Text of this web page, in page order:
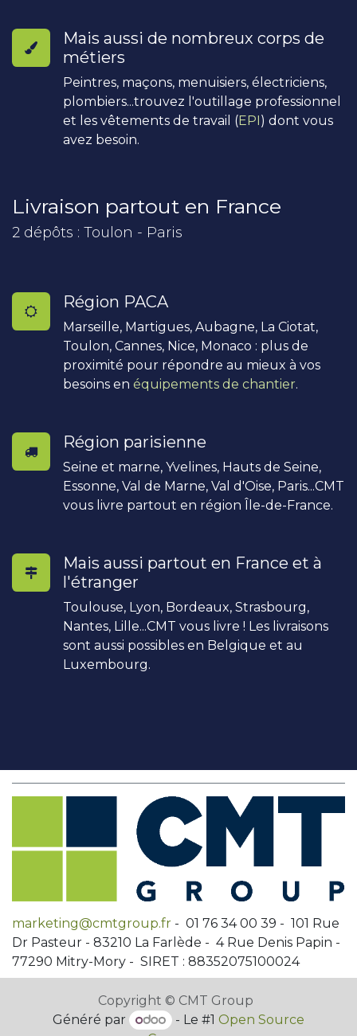
Mais aussi de nombreux corps de
métiers
Peintres, maçons, menuisiers, électriciens,
plombiers...trouvez l'outillage professionnel
et les vêtements de travail (EPI) dont vous
avez besoin.
Livraison partout en France
2 dépôts : Toulon - Paris
Région PACA
Marseille, Martigues, Aubagne, La Ciotat,
Toulon, Cannes, Nice, Monaco : plus de
proximité pour répondre au mieux à vos
besoins en équipements de chantier.
Région parisienne
Seine et marne, Yvelines, Hauts de Seine,
Essonne, Val de Marne, Val d'Oise, Paris...CMT
vous livre partout en région Île-de-France.
Mais aussi partout en France et à
l'étranger
Toulouse, Lyon, Bordeaux, Strasbourg,
Nantes, Lille...CMT vous livre ! Les livraisons
sont aussi possibles en Belgique et au
Luxembourg.
marketing@cmtgroup.fr - 01 76 34 00 39 - 101 Rue
Dr Pasteur - 83210 La Farlède - 4 Rue Denis Papin -
77290 Mitry-Mory - SIRET : 88352075100024
Copyright © CMT Group
Généré par
- Le #1Open Source